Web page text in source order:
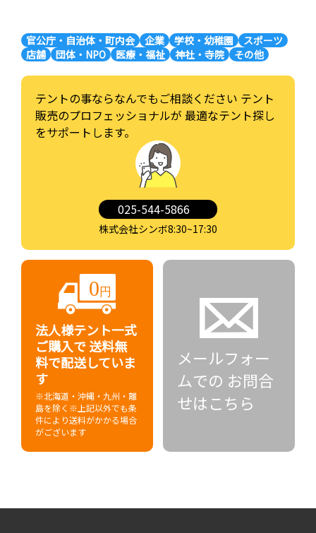
官公庁・自治体・町内会 企業 学校・幼稚園
スポーツ
店舗
団体・NPO 医療・福祉 神社・寺院 その他
テントの事ならなんでもご相談ください テント
販売のプロフェッショナルが 最適なテント探し
をサポートします。
025-544-5866
株式会社シンボ8:30~17:30
法人様テント一式
ご購入で送料無
料で配送していま
す
※北海道・沖縄・九州・離
島を除く ※上記以外でも条
件により送料がかかる場合
がございます
メールフォー
ムでの お問合
せはこちら